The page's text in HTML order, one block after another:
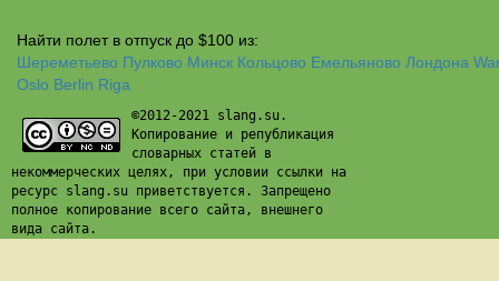
Найти полет в отпуск до $100 из:
Шереметьево Пулково Минск Кольцово Емельяново Лондона
Oslo Berlin Riga
©2012-2021 slang.su.
Копирование и републикация
словарных статей в
некоммерческих целях, при условии ссылки на
ресурс slang.su приветствуется. Запрещено
полное копирование всего сайта, внешнего
вида сайта.